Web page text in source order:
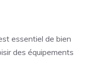
essentiel de bien
des équipements